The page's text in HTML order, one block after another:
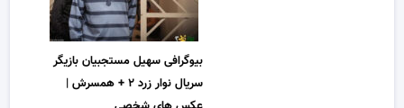
بیوگرافی سهیل مستجبیان بازیگر
سریال نوار زرد ۲ + همسرش |